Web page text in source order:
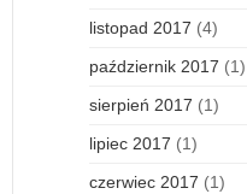
listopad 2017 (4)
październik 2017 (1)
sierpień 2017 (1)
lipiec 2017 (1)
czerwiec 2017 (1)